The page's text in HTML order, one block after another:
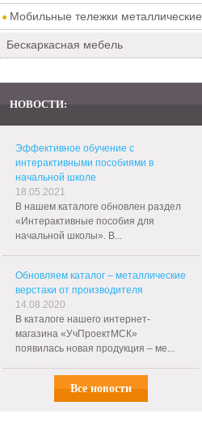
Мобильные тележки металлические
Бескаркасная мебель
НОВОСТИ:
Эффективное обучение с
интерактивными пособиями в
начальной школе
18.05.2021
В нашем каталоге обновлен раздел
«Интерактивные пособия для
начальной школы». В...
Обновляем каталог – металлические
верстаки от производителя
14.08.2020
В каталоге нашего интернет-
магазина «УчПроектМСК»
появилась новая продукция – ме...
Все новости